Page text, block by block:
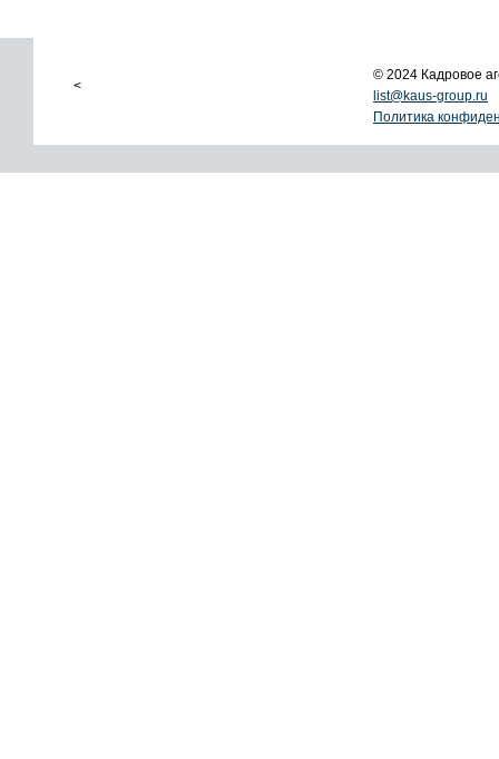
<
© 2024 Кадровое
list@kaus-group.ru
Политика